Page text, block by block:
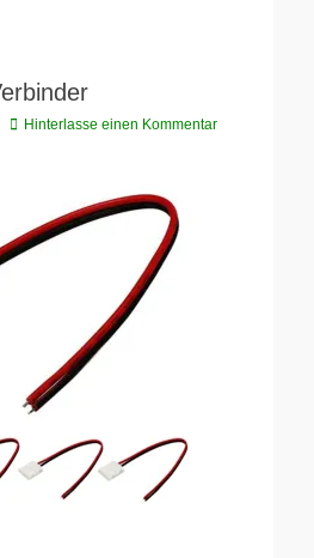
Hinterlasse einen Kommentar